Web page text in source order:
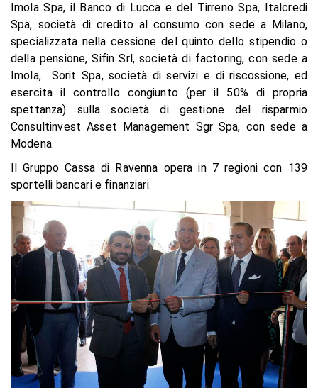
Imola Spa, il Banco di Lucca e del Tirreno Spa, Italcredi
Spa, società di credito al consumo con sede a Milano,
specializzata nella cessione del quinto dello stipendio o
della pensione, Sifin Srl, società di factoring, con sede a
Imola, Sorit Spa, società di servizi e di riscossione, ed
esercita il controllo congiunto (per il 50% di propria
spettanza) sulla società di gestione del risparmio
Consultinvest Asset Management Sgr Spa, con sede a
Modena.
Il Gruppo Cassa di Ravenna opera in 7 regioni con 139
sportelli bancari e finanziari.